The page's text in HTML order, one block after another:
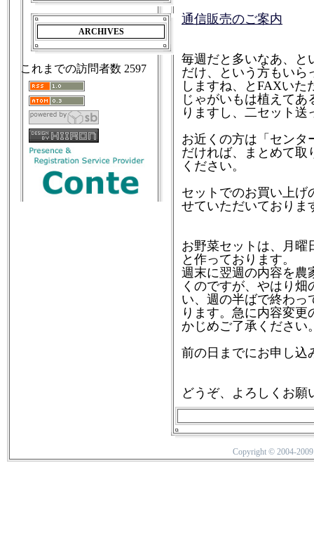
ARCHIVES
これまでの訪問者数 2597
通信販売のご案内
毎週だと多いなあ、と
だけ、という方もいら
しますね、とFAXいた
じゃがいもは植えて
りますし、二セット
お近くの方は「センタ
だければ、まとめて取
ください。
セットでのお買い上げ
せていただいておりま
お野菜セットは、月曜
と作っております。
週末に翌週の内容を農
くのですが、やはり
い、週の半ばで終わっ
ります。急に内容変
かじめご了承ください
前の日までにお申し込
どうぞ、よろしくお願
Copyright © 2004-